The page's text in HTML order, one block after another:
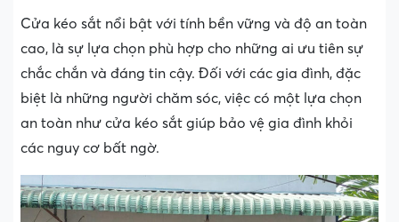
Cửa kéo sắt nổi bật với tính bền vững và độ an toàn
cao, là sự lựa chọn phù hợp cho những ai ưu tiên sự
chắc chắn và đáng tin cậy. Đối với các gia đình, đặc
biệt là những người chăm sóc, việc có một lựa chọn
an toàn như cửa kéo sắt giúp bảo vệ gia đình khỏi
các nguy cơ bất ngờ.